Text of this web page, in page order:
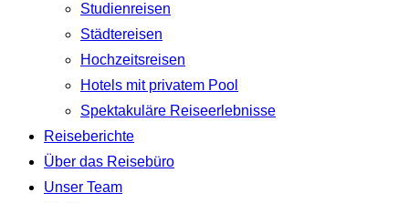
Studienreisen
Städtereisen
Hochzeitsreisen
Hotels mit privatem Pool
Spektakuläre Reiseerlebnisse
Reiseberichte
Über das Reisebüro
Unser Team